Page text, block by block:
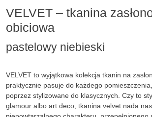
VELVET – tkanina
obiciowa
pastelowy niebieski
VELVET to wyjątkowa kolekcja tkanin na
praktycznie pasuje do każdego
poprzez stylizowane do klasycznych. Czy to
glamour albo art deco, tkanina velvet nada